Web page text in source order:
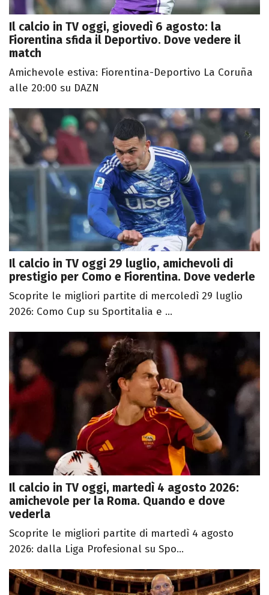
Il calcio in TV oggi, giovedì 6 agosto: la
Fiorentina sfida il Deportivo. Dove vedere il
match
Amichevole estiva: Fiorentina-Deportivo La Coruña
alle 20:00 su DAZN
Il calcio in TV oggi 29 luglio, amichevoli di
prestigio per Como e Fiorentina. Dove vederle
Scoprite le migliori partite di mercoledì 29 luglio
2026: Como Cup su Sportitalia e ...
Il calcio in TV oggi, martedì 4 agosto 2026:
amichevole per la Roma. Quando e dove
vederla
Scoprite le migliori partite di martedì 4 agosto
2026: dalla Liga Profesional su Spo...